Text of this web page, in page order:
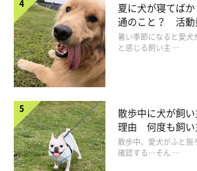
いぬのきもち投稿写真ギャラリー
飼い主が知らないうちに、愛犬がアルコー
も考えられます。万が一のときに備えて
した場合に考えられる症状について知っ
夏に犬が寝てば
通のこと？ 活動
は
暑い季節になると愛
と感じる飼い主 …
散歩中に犬が飼
理由 何度も飼い
なぜ？
散歩中、愛犬がふと
確認する…そん …